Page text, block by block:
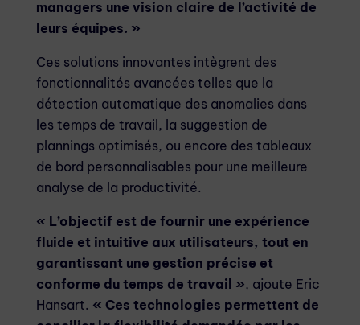
managers une vision claire de l’activité de
leurs équipes. »
Ces solutions innovantes intègrent des
fonctionnalités avancées telles que la
détection automatique des anomalies dans
les temps de travail, la suggestion de
plannings optimisés, ou encore des tableaux
de bord personnalisables pour une meilleure
analyse de la productivité.
« L’objectif est de fournir une expérience
fluide et intuitive aux utilisateurs, tout en
garantissant une gestion précise et
conforme du temps de travail », ajoute Eric
Hansart. « Ces technologies permettent de